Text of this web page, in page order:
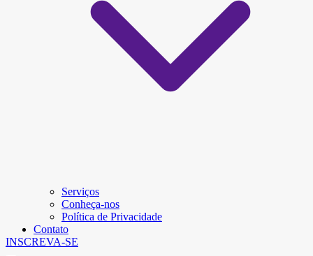
Serviços
Conheça-nos
Política de Privacidade
Contato
INSCREVA-SE